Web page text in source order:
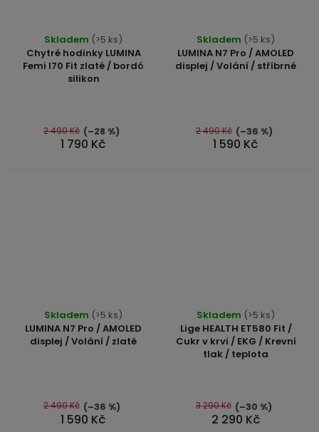
Chytré hodinky LUMINA
Femi I70 Fit zlaté / bordó
silikon
hodnocení
produktu
je
5
hvězdiček.
Skladem (>5 ks)
1 790 Kč
2 490 Kč (–28 %)
LUMINA N7 Pro / AMOLED
displej / Volání / stříbrné
hodnocení
produktu
5
hvězdiček.
Skladem (>5 ks)
1 590 Kč
2 490 Kč (–36 %)
LUMINA N7 Pro / AMOLED
displej / Volání / zlaté
hodnocení
produktu
5
hvězdiček.
Skladem (>5 ks)
1 590 Kč
2 490 Kč (–36 %)
Lige HEALTH ET580 Fit /
Cukr v krvi / EKG / Krevní
tlak / teplota
hodnocení
produktu
je
5
hvězdiček.
Skladem (>5 ks)
2 290 Kč
3 290 Kč (–30 %)